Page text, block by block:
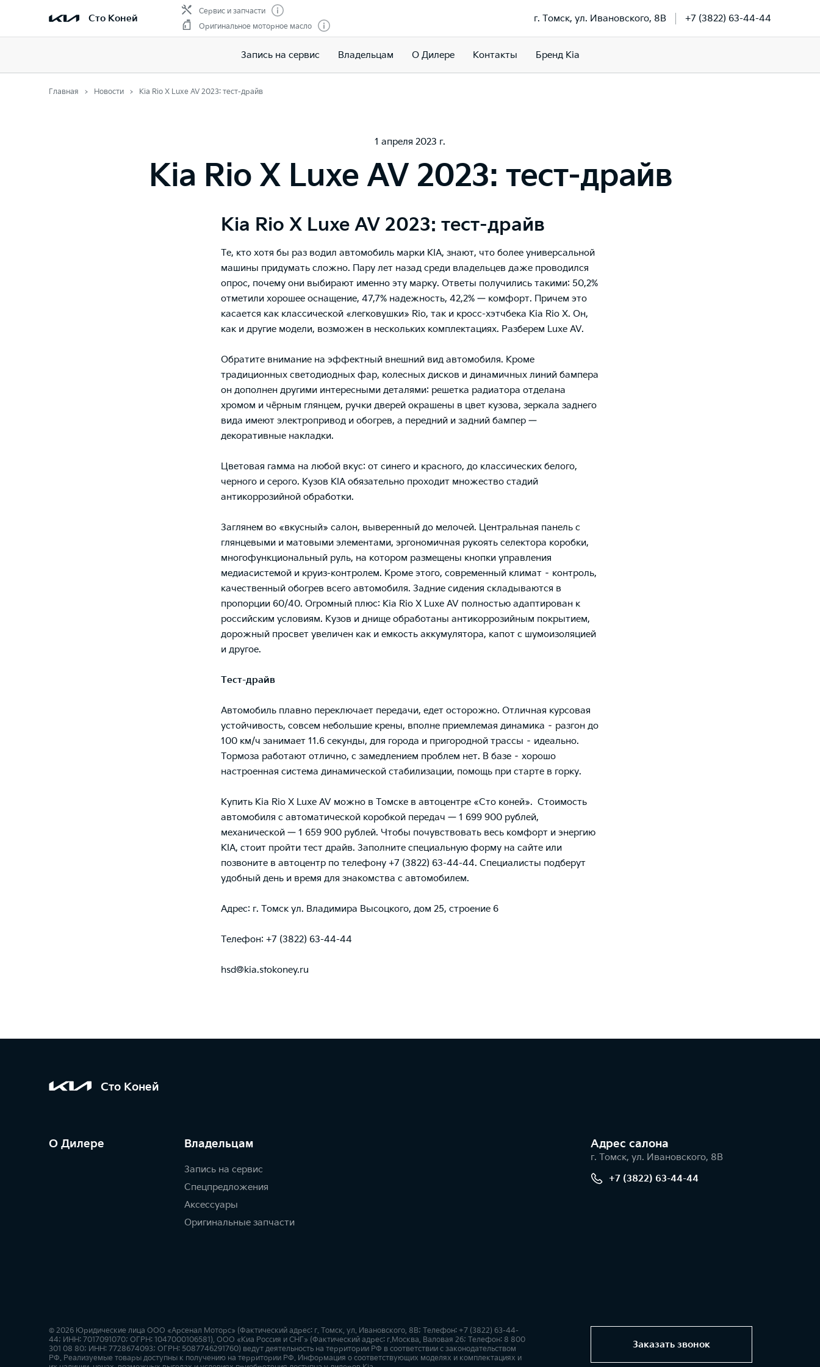
Сто Коней
Сервис и запчасти
Оригинальное моторное масло
г. Томск, ул. Ивановского, 8В +7 (3822) 63-44-44
Запись на сервис Владельцам О Дилере Контакты Бренд Kia
Главная Новости Kia Rio X Luxe AV 2023: тест-драйв
1 апреля 2023 г.
Kia Rio X Luxe AV 2023: тест-драйв
Kia Rio X Luxe AV 2023: тест-драйв
Те, кто хотя бы раз водил автомобиль марки KIA, знают, что более универсальной
машины придумать сложно. Пару лет назад среди владельцев даже проводился
опрос, почему они выбирают именно эту марку. Ответы получились такими: 50,2%
отметили хорошее оснащение, 47,7% надежность, 42,2% — комфорт. Причем это
касается как классической «легковушки» Rio, так и кросс-хэтчбека Kia Rio X. Он,
как и другие модели, возможен в нескольких комплектациях. Разберем Luxe AV.
Обратите внимание на эффектный внешний вид автомобиля. Кроме
традиционных светодиодных фар, колесных дисков и динамичных линий бампера
он дополнен другими интересными деталями: решетка радиатора отделана
хромом и чёрным глянцем, ручки дверей окрашены в цвет кузова, зеркала заднего
вида имеют электропривод и обогрев, а передний и задний бампер —
декоративные накладки.
Цветовая гамма на любой вкус: от синего и красного, до классических белого,
черного и серого. Кузов KIA обязательно проходит множество стадий
антикоррозийной обработки.
Заглянем во «вкусный» салон, выверенный до мелочей. Центральная панель с
глянцевыми и матовыми элементами, эргономичная рукоять селектора коробки,
многофункциональный руль, на котором размещены кнопки управления
медиасистемой и круиз-контролем. Кроме этого, современный климат – контроль,
качественный обогрев всего автомобиля. Задние сидения складываются в
пропорции 60/40. Огромный плюс: Kia Rio X Luxe AV полностью адаптирован к
российским условиям. Кузов и днище обработаны антикоррозийным покрытием,
дорожный просвет увеличен как и емкость аккумулятора, капот с шумоизоляцией
и другое.
Тест-драйв
Автомобиль плавно переключает передачи, едет осторожно. Отличная курсовая
устойчивость, совсем небольшие крены, вполне приемлемая динамика – разгон до
100 км/ч занимает 11.6 секунды, для города и пригородной трассы – идеально.
Тормоза работают отлично, с замедлением проблем нет. В базе – хорошо
настроенная система динамической стабилизации, помощь при старте в горку.
Купить Kia Rio X Luxe AV можно в Томске в автоцентре «Сто коней». Стоимость
автомобиля с автоматической коробкой передач — 1 699 900 рублей,
механической — 1 659 900 рублей. Чтобы почувствовать весь комфорт и энергию
KIA, стоит пройти тест драйв. Заполните специальную форму на сайте или
позвоните в автоцентр по телефону +7 (3822) 63-44-44. Специалисты подберут
удобный день и время для знакомства с автомобилем.
Адрес: г. Томск ул. Владимира Высоцкого, дом 25, строение 6
Телефон: +7 (3822) 63-44-44
hsd@kia.stokoney.ru
Сто Коней
О Дилере Владельцам
Запись на сервис
Спецпредложения
Аксессуары
Оригинальные запчасти
Адрес салонa
г. Томск, ул. Ивановского, 8В
+7 (3822) 63-44-44
Заказать звонок
© 2026 Юридические лица ООО «Арсенал Моторс» (Фактический адрес: г. Томск, ул. Ивановского, 8В; Телефон: +7 (3822) 63-44-
44; ИНН: 7017091070; ОГРН: 1047000106581), ООО «Киа Россия и СНГ» (Фактический адрес: г.Москва, Валовая 26; Телефон: 8 800
301 08 80; ИНН: 7728674093; ОГРН: 5087746291760) ведут деятельность на территории РФ в соответствии с законодательством
РФ. Реализуемые товары доступны к получению на территории РФ. Информация о соответствующих моделях и комплектациях и